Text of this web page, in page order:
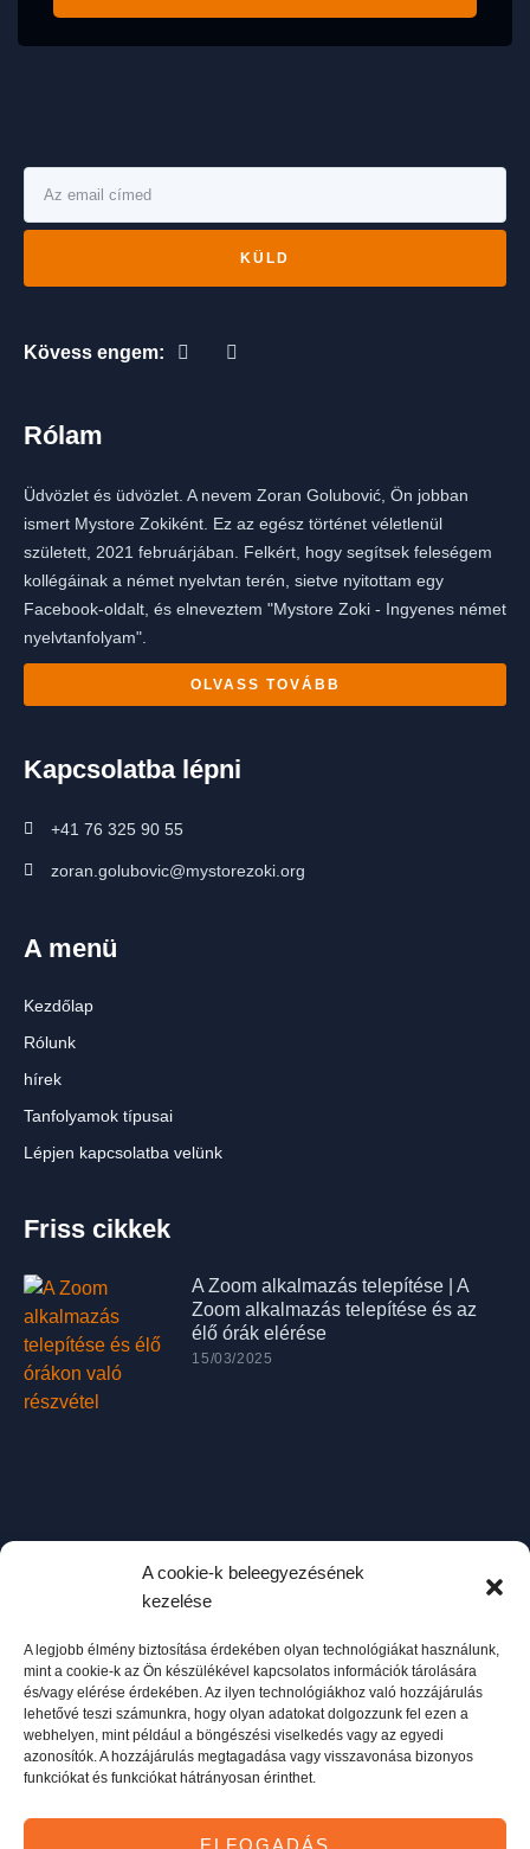
A cookie-k beleegyezésének
kezelése
A legjobb élmény biztosítása érdekében olyan technológiákat használunk,
mint a cookie-k az Ön készülékével kapcsolatos információk tárolására
és/vagy elérése érdekében. Az ilyen technológiákhoz való hozzájárulás
lehetővé teszi számunkra, hogy olyan adatokat dolgozzunk fel ezen a
webhelyen, mint például a böngészési viselkedés vagy az egyedi
azonosítók. A hozzájárulás megtagadása vagy visszavonása bizonyos
funkciókat és funkciókat hátrányosan érinthet.
ELFOGADÁS
KÜLD
Kövess engem:
Rólam
Üdvözlet és üdvözlet. A nevem Zoran Golubović, Ön jobban
ismert Mystore Zokiként. Ez az egész történet véletlenül
született, 2021 februárjában. Felkért, hogy segítsek feleségem
kollégáinak a német nyelvtan terén, sietve nyitottam egy
Facebook-oldalt, és elneveztem "Mystore Zoki - Ingyenes német
nyelvtanfolyam".
OLVASS TOVÁBB
Kapcsolatba lépni
+41 76 325 90 55
zoran.golubovic@mystorezoki.org
A menü
Kezdőlap
Rólunk
hírek
Tanfolyamok típusai
Lépjen kapcsolatba velünk
Friss cikkek
A Zoom alkalmazás telepítése | A
Zoom alkalmazás telepítése és az
élő órák elérése
15/03/2025
Útmutató az Anki alkalmazás
13/02/2025